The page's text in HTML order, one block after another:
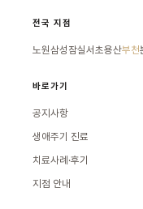
전국 지점
노원삼성잠실서초용산부천
바로가기
공지사항
생애주기 진료
치료사례·후기
지점 안내